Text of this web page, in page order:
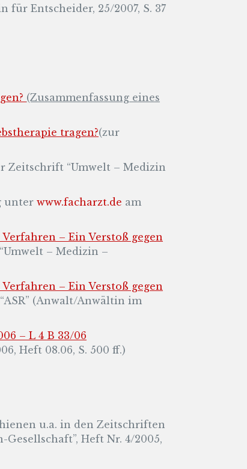
für Entscheider, 25/2007, S. 37
(Zusammenfassung eines
tragen?(zur
Zeitschrift “Umwelt – Medizin
unterwww.facharzt.de am
– Ein Verstoß gegen
– Medizin –
– Ein Verstoß gegen
(Anwalt/Anwältin im
– L 4 B 33/06
Heft 08.06, S. 500 ff.)
u.a. in den Zeitschriften
Heft Nr. 4/2005,